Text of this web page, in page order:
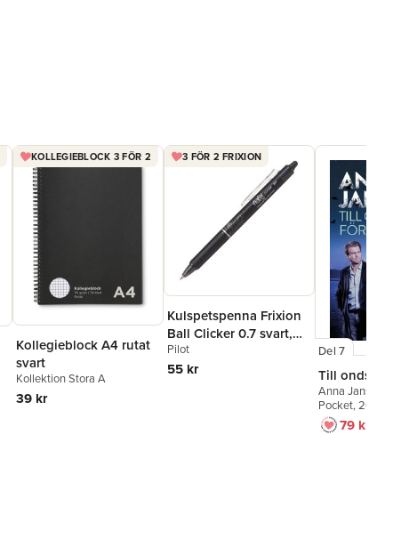
KOLLEGIEBLOCK 3 FÖR 2
Kollegieblock A4 rutat
svart
Kollektion Stora A
39 kr
3 FÖR 2 FRIXION
Kulspetspenna Frixion
Ball Clicker 0.7 svart,
raderbar
Pilot
55 kr
Del 7
Till ondskans
Anna Jansson
Pocket, 2026
79 kr